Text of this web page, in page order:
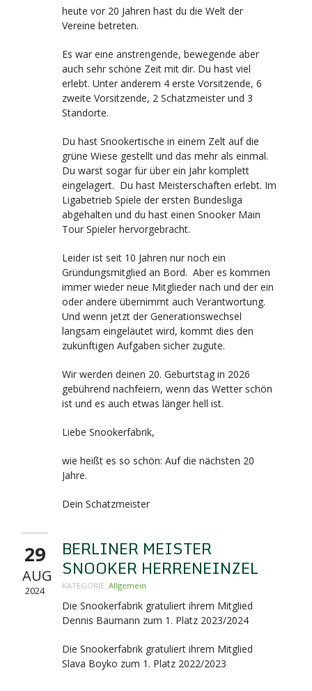
heute vor 20 Jahren hast du die Welt der
Vereine betreten.
Es war eine anstrengende, bewegende aber
auch sehr schöne Zeit mit dir. Du hast viel
erlebt. Unter anderem 4 erste Vorsitzende, 6
zweite Vorsitzende, 2 Schatzmeister und 3
Standorte.
Du hast Snookertische in einem Zelt auf die
grüne Wiese gestellt und das mehr als einmal.
Du warst sogar für über ein Jahr komplett
eingelagert. Du hast Meisterschaften erlebt. Im
Ligabetrieb Spiele der ersten Bundesliga
abgehalten und du hast einen Snooker Main
Tour Spieler hervorgebracht.
Leider ist seit 10 Jahren nur noch ein
Gründungsmitglied an Bord. Aber es kommen
immer wieder neue Mitglieder nach und der ein
oder andere übernimmt auch Verantwortung.
Und wenn jetzt der Generationswechsel
langsam eingeläutet wird, kommt dies den
zukünftigen Aufgaben sicher zugute.
Wir werden deinen 20. Geburtstag in 2026
gebührend nachfeiern, wenn das Wetter schön
ist und es auch etwas länger hell ist.
Liebe Snookerfabrik,
wie heißt es so schön: Auf die nächsten 20
Jahre.
Dein Schatzmeister
29
AUG
2024
BERLINER MEISTER
SNOOKER HERRENEINZEL
KATEGORIE: Allgemein
Die Snookerfabrik gratuliert ihrem Mitglied
Dennis Baumann zum 1. Platz 2023/2024
Die Snookerfabrik gratuliert ihrem Mitglied
Slava Boyko zum 1. Platz 2022/2023